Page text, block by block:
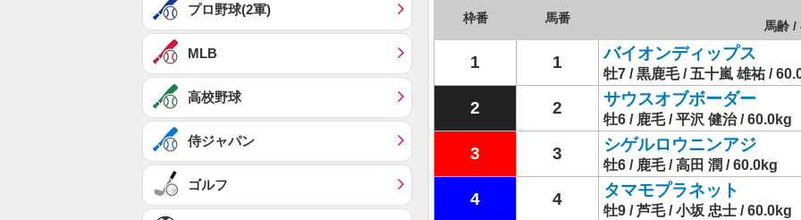
枠番 馬番
馬齢 /
1 1 バイオンディップス
牡7 / 黒鹿毛 / 五十嵐 雄祐 /
2 2 サウスオブボーダー
牡6 / 鹿毛 / 平沢 健治 / 60.0kg
3 3 シゲルロウニンアジ
牡6 / 鹿毛 / 高田 潤 / 60.0kg
4 4 タマモプラネット
牡9 / 芦毛 / 小坂 忠士 / 60.0kg
プロ野球(2軍)
MLB
高校野球
侍ジャパン
ゴルフ